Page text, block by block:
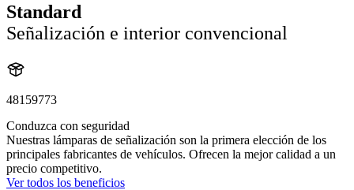
Standard
Señalización e interior convencional
48159773
Conduzca con seguridad
Nuestras lámparas de señalización son la primera elección de los
principales fabricantes de vehículos. Ofrecen la mejor calidad a un
precio competitivo.
Ver todos los beneficios